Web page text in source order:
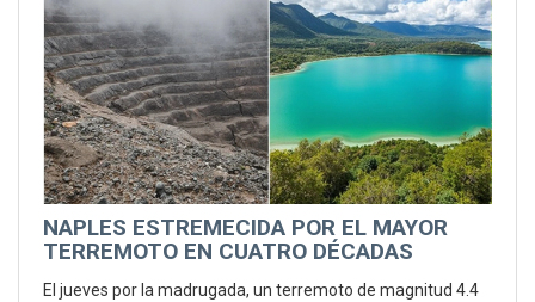
NAPLES ESTREMECIDA POR EL MAYOR
TERREMOTO EN CUATRO DÉCADAS
El jueves por la madrugada, un terremoto de magnitud 4.4